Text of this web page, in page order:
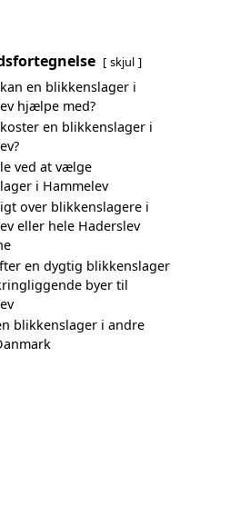
skjul
en blikkenslager i
hjælpe med?
en blikkenslager i
ved at vælge
i Hammelev
over blikkenslagere i
eller hele Haderslev
en dygtig blikkenslager
byer til
blikkenslager i andre